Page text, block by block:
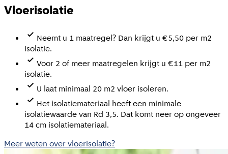
Vloerisolatie
Neemt u 1 maatregel? Dan krijgt u €5,50 per m2
isolatie.
Voor 2 of meer maatregelen krijgt u €11 per m2
isolatie.
U laat minimaal 20 m2 vloer isoleren.
Het isolatiemateriaal heeft een minimale
isolatiewaarde van Rd 3,5. Dat komt neer op ongeveer
14 cm isolatiemateriaal.
Meer weten over vloerisolatie?